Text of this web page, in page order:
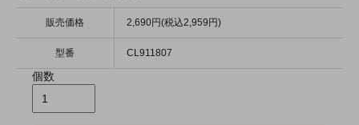
販売価格 2,690円(税込2,959円)
型番 CL911807
個数